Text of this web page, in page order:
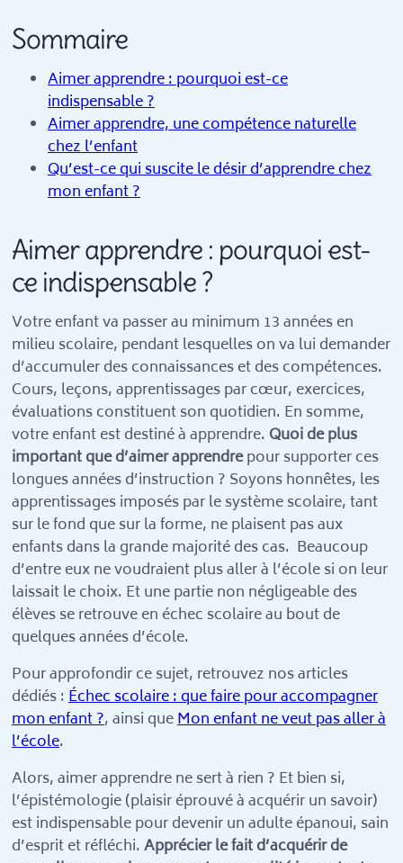
Sommaire
Aimer apprendre : pourquoi est-ce
indispensable ?
Aimer apprendre, une compétence naturelle
chez l’enfant
Qu’est-ce qui suscite le désir d’apprendre chez
mon enfant ?
Aimer apprendre : pourquoi est-
ce indispensable ?
Votre enfant va passer au minimum 13 années en
milieu scolaire, pendant lesquelles on va lui demander
d’accumuler des connaissances et des compétences.
Cours, leçons, apprentissages par cœur, exercices,
évaluations constituent son quotidien. En somme,
votre enfant est destiné à apprendre. Quoi de plus
important que d’aimer apprendrepour supporter ces
longues années d’instruction ? Soyons honnêtes, les
apprentissages imposés par le système scolaire, tant
sur le fond que sur la forme, ne plaisent pas aux
enfants dans la grande majorité des cas. Beaucoup
d’entre eux ne voudraient plus aller à l’école si on leur
laissait le choix. Et une partie non négligeable des
élèves se retrouve en échec scolaire au bout de
quelques années d’école.
Pour approfondir ce sujet, retrouvez nos articles
dédiés : Échec scolaire : que faire pour accompagner
mon enfant ?, ainsi queMon enfant ne veut pas aller à
l’école.
Alors, aimer apprendre ne sert à rien ? Et bien si,
l’épistémologie (plaisir éprouvé à acquérir un savoir)
est indispensable pour devenir un adulte épanoui, sain
d’esprit et réfléchi. Apprécier le fait d’acquérir de